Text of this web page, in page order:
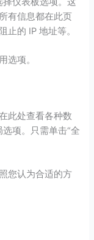
有信息都在此页
止的 IP 地址等。
选项。
此处查看各种数
项。只需单击“全
您认为合适的方